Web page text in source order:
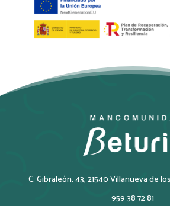
C. Gibraleón, 43, 21540 Villanueva de
959 38 72 81